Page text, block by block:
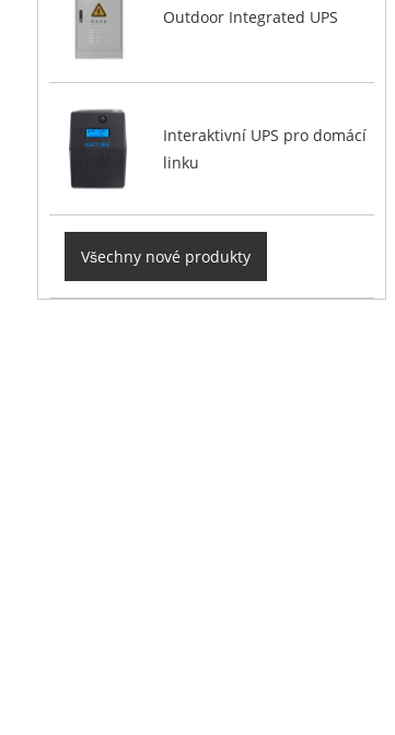
Outdoor Integrated UPS
Interaktivní UPS pro domácí
linku
Všechny nové produkty